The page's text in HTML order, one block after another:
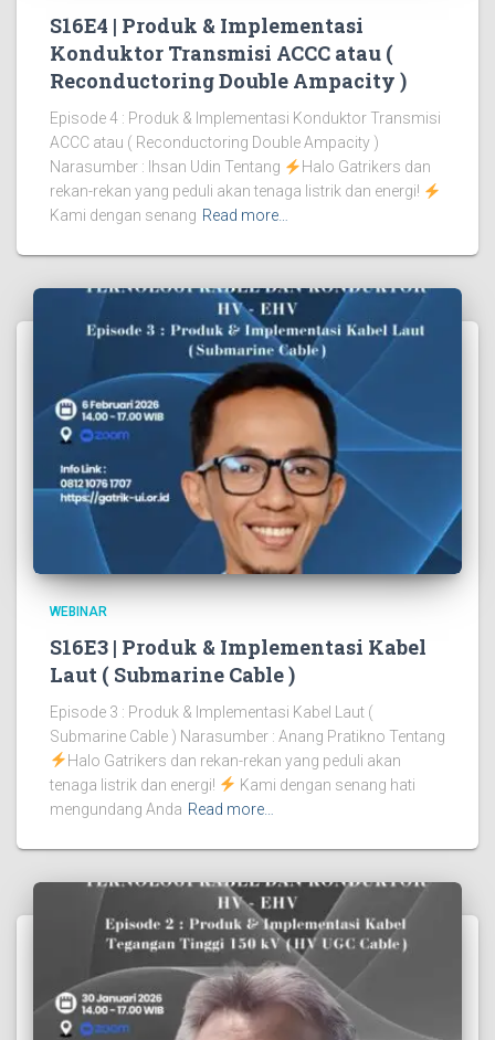
S16E4 | Produk & Implementasi
Konduktor Transmisi ACCC atau (
Reconductoring Double Ampacity )
Episode 4 : Produk & Implementasi Konduktor Transmisi
ACCC atau ( Reconductoring Double Ampacity )
Narasumber : Ihsan Udin Tentang
Halo Gatrikers dan
rekan-rekan yang peduli akan tenaga listrik dan energi!
Kami dengan senang Read more…
WEBINAR
S16E3 | Produk & Implementasi Kabel
Laut ( Submarine Cable )
Episode 3 : Produk & Implementasi Kabel Laut (
Submarine Cable ) Narasumber : Anang Pratikno Tentang
Halo Gatrikers dan rekan-rekan yang peduli akan
tenaga listrik dan energi!
Kami dengan senang hati
mengundang Anda Read more…